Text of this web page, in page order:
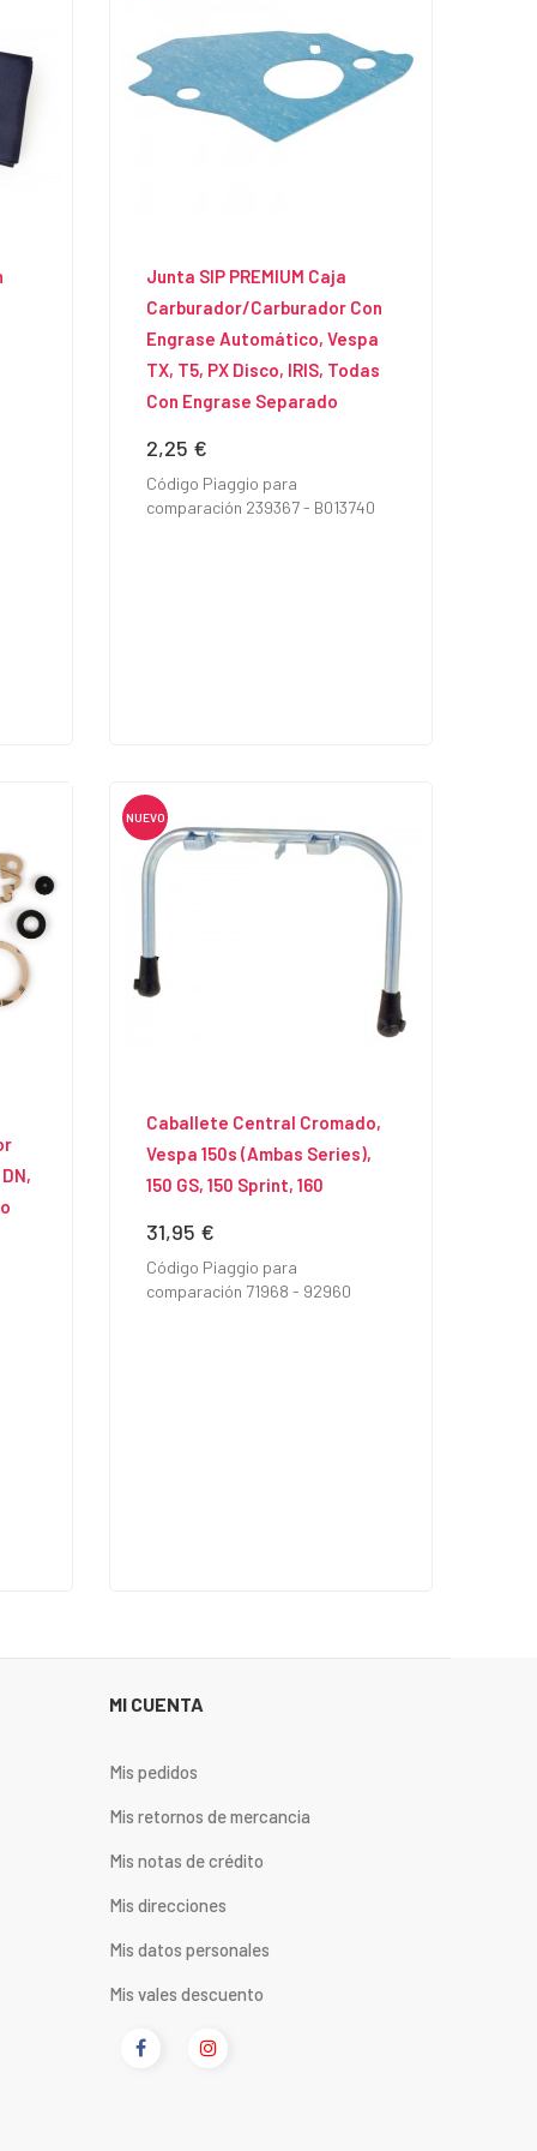
Junta SIP PREMIUM Caja
Carburador/Carburador Con
Engrase Automático, Vespa
TX, T5, PX Disco, IRIS, Todas
Con Engrase Separado
Precio
2,25 €
Código Piaggio para
comparación 239367 - B013740
NUEVO
Caballete Central Cromado,
Vespa 150s (ambas Series),
150 GS, 150 Sprint, 160
Precio
31,95 €
Código Piaggio para
comparación 71968 - 92960
MI CUENTA
Mis pedidos
Mis retornos de mercancia
Mis notas de crédito
Mis direcciones
Mis datos personales
Mis vales descuento